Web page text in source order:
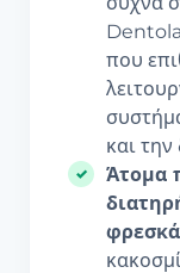
που
και
Άτομα